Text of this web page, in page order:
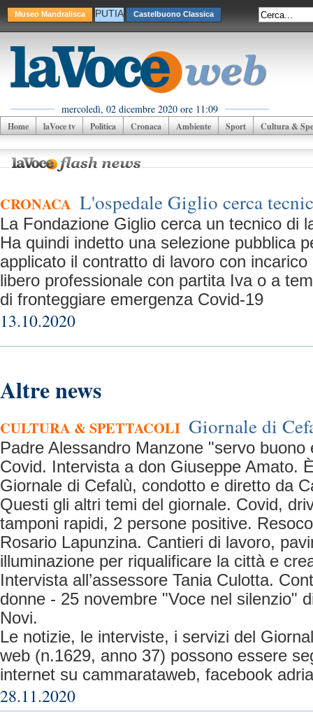
Museo Mandralisca PUTIA Castelbuono Classica
mercoledì, 02 dicembre 2020 ore 11:09
Home laVoce tv Politica Cronaca Ambiente Sport Cultura &
CRONACA L'ospedale Giglio cerca
La Fondazione Giglio cerca un tecnico di
Ha quindi indetto una selezione pubblica
applicato il contratto di lavoro con
libero professionale con partita Iva o a
di fronteggiare emergenza Covid-19
13.10.2020
Altre news
CULTURA & SPETTACOLI Giornale di
Padre Alessandro Manzone "servo
Covid. Intervista a don Giuseppe Amato.
Giornale di Cefalù, condotto e diretto da
Questi gli altri temi del giornale. Covid,
tamponi rapidi, 2 persone positive.
Rosario Lapunzina. Cantieri di lavoro,
illuminazione per riqualificare la città e
Intervista all’assessore Tania Culotta.
donne - 25 novembre "Voce nel silenzio"
Novi.
Le notizie, le interviste, i servizi del
web (n.1629, anno 37) possono essere
internet su cammarataweb, facebook
28.11.2020